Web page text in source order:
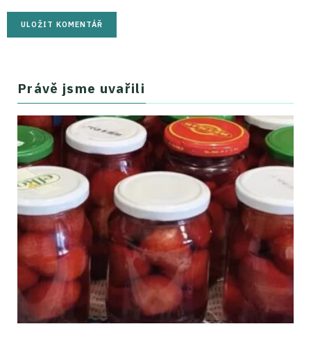
Právě jsme uvařili